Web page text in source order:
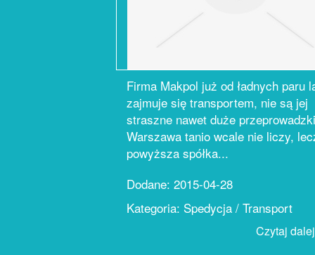
Firma Makpol już od ładnych paru
zajmuje się transportem, nie są jej
straszne nawet duże
Warszawa tanio wcale nie liczy,
powyższa spółka...
Dodane: 2015-04-28
Kategoria: Spedycja / Transport
Czytaj